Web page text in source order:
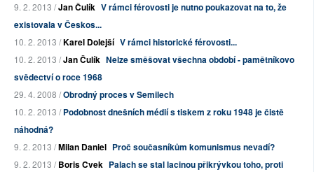
9. 2. 2013 /Jan Čulík V rámci férovosti je nutno poukazovat na to, že
existovala v Českos...
10. 2. 2013 /Karel Dolejší V rámci historické férovosti...
10. 2. 2013 /Jan Čulík Nelze směšovat všechna období - pamětníkovo
svědectví o roce 1968
29. 4. 2008 /Obrodný proces v Semilech
10. 2. 2013 /Podobnost dnešních médií s tiskem z roku 1948 je čistě
náhodná?
9. 2. 2013 /Milan Daniel Proč současníkům komunismus nevadí?
9. 2. 2013 /Boris Cvek Palach se stal lacinou přikrývkou toho, proti